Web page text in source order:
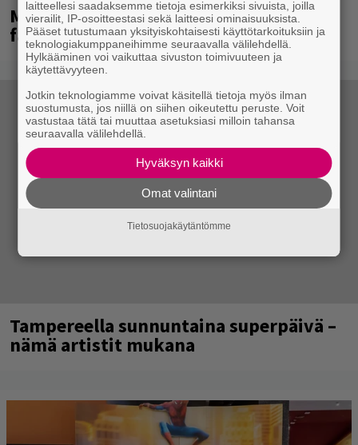
Mainioita uutisia Remu Aaltosen
faneille
Tampereella sunnuntaina superpäivä –
nämä artistit mukana
laitteellesi saadaksemme tietoja esimerkiksi sivuista, joilla
vierailit, IP-osoitteestasi sekä laitteesi ominaisuuksista.
Pääset tutustumaan yksityiskohtaisesti käyttötarkoituksiin ja
teknologiakumppaneihimme seuraavalla välilehdellä.
Hylkääminen voi vaikuttaa sivuston toimivuuteen ja
käytettävyyteen.
Jotkin teknologiamme voivat käsitellä tietoja myös ilman
suostumusta, jos niillä on siihen oikeutettu peruste. Voit
vastustaa tätä tai muuttaa asetuksiasi milloin tahansa
seuraavalla välilehdellä.
Hyväksyn kaikki
Omat valintani
Tietosuojakäytäntömme